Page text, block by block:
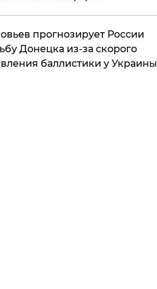
прогнозирует России
Донецка из-за скорого
баллистики у Украины